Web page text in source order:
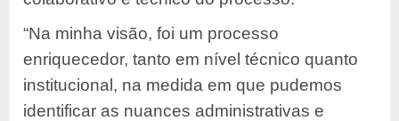
“Na minha visão, foi um processo
enriquecedor, tanto em nível técnico quanto
institucional, na medida em que pudemos
identificar as nuances administrativas e